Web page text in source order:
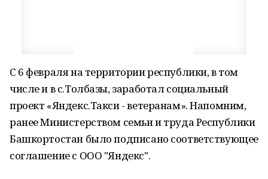
С 6 февраля на территории республики, в том
числе и в с.Толбазы, заработал социальный
проект «Яндекс.Такси - ветеранам». Напомним,
ранее Министерством семьи и труда Республики
Башкортостан было подписано соответствующее
соглашение с ООО "Яндекс".